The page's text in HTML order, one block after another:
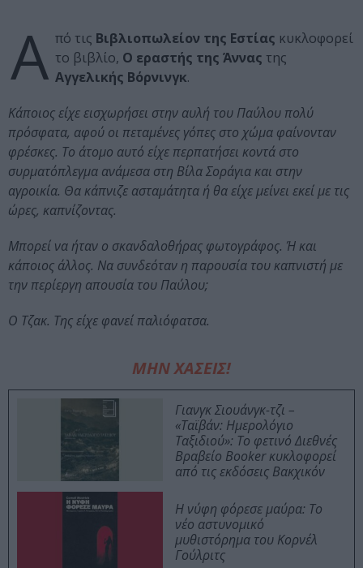
Α πό τις Βιβλιοπωλείον της Εστίας κυκλοφορεί
το βιβλίο, Ο εραστής της Άννας της
Αγγελικής Βόρνινγκ.
Κάποιος είχε εισχωρήσει στην αυλή του Παύλου πολύ
πρόσφατα, αφού οι πεταμένες γόπες στο χώμα φαίνονταν
φρέσκες. Το άτομο αυτό είχε περπατήσει κοντά στο
συρματόπλεγμα ανάμεσα στη Βίλα Σοράγια και στην
αγροικία. Θα κάπνιζε ασταμάτητα ή θα είχε μείνει εκεί με τις
ώρες, καπνίζοντας.
Μπορεί να ήταν ο σκανδαλοθήρας φωτογράφος. Ή και
κάποιος άλλος. Να συνδεόταν η παρουσία του καπνιστή με
την περίεργη απουσία του Παύλου;
Ο Τζακ. Της είχε φανεί παλιόφατσα.
ΜΗΝ ΧΑΣΕΙΣ!
Γιανγκ Σιουάνγκ-τζι –
«Ταϊβάν: Ημερολόγιο
Ταξιδιού»: Το φετινό Διεθνές
Βραβείο Booker κυκλοφορεί
από τις εκδόσεις Βακχικόν
Η νύφη φόρεσε μαύρα: Το
νέο αστυνομικό
μυθιστόρημα του Κορνέλ
Γούλριτς